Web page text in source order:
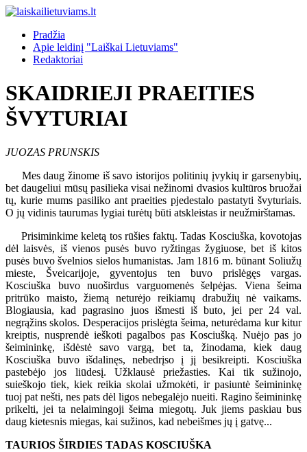
Pradžia
Apie leidinį "Laiškai Lietuviams"
Redaktoriai
SKAIDRIEJI PRAEITIES
ŠVYTURIAI
JUOZAS PRUNSKIS
Mes daug žinome iš savo istorijos politinių įvykių ir garsenybių,
bet daugeliui mūsų pasilieka visai nežinomi dvasios kultūros bruožai
tų, kurie mums pasiliko ant praeities pjedestalo pastatyti švyturiais.
O jų vidinis taurumas lygiai turėtų būti atskleistas ir neužmirštamas.
Prisiminkime keletą tos rūšies faktų. Tadas Kosciuška, kovotojas
dėl laisvės, iš vienos pusės buvo ryžtingas žygiuose, bet iš kitos
pusės buvo švelnios sielos humanistas. Jam 1816 m. būnant Soliužų
mieste, Šveicarijoje, gyventojus ten buvo prislėgęs vargas.
Kosciuška buvo nuoširdus varguomenės šelpėjas. Viena šeima
pritrūko maisto, žiemą neturėjo reikiamų drabužių nė vaikams.
Blogiausia, kad pagrasino juos išmesti iš buto, jei per 24 val.
negrąžins skolos. Desperacijos prislėgta šeima, neturėdama kur kitur
kreiptis, nusprendė ieškoti pagalbos pas Kosciušką. Nuėjo pas jo
šeimininkę, išdėstė savo vargą, bet ta, žinodama, kiek daug
Kosciuška buvo išdalinęs, nebedrįso į jį besikreipti. Kosciuška
pastebėjo jos liūdesį. Užklausė priežasties. Kai tik sužinojo,
suieškojo tiek, kiek reikia skolai užmokėti, ir pasiuntė šeimininkę
tuoj pat nešti, nes pats dėl ligos nebegalėjo nueiti. Ragino šeimininkę
prikelti, jei ta nelaimingoji šeima miegotų. Juk jiems paskiau bus
daug kietesnis miegas, kai sužinos, kad nebeišmes jų į gatvę...
TAURIOS ŠIRDIES TADAS KOSCIUŠKA